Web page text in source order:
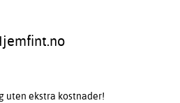
uten ekstra kostnader!